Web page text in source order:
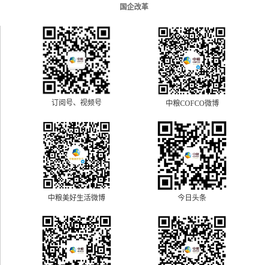
国企改革
订阅号、视频号 中粮COFCO微博
中粮美好生活微博 今日头条